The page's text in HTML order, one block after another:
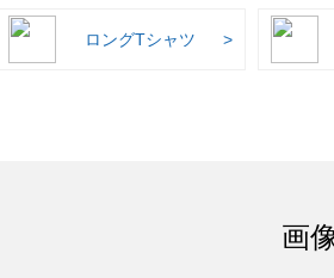
ロングTシャツ
画